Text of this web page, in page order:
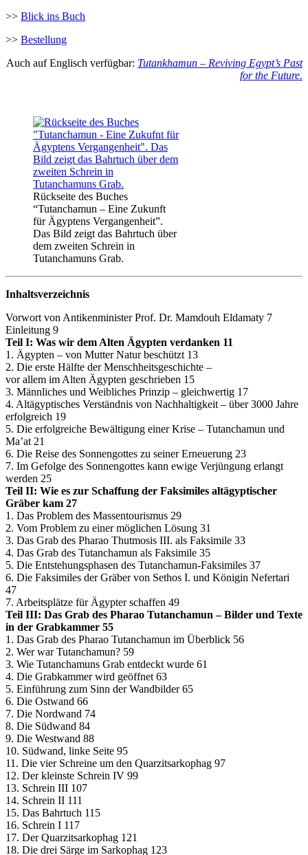
>> Blick ins Buch
>> Bestellung
Auch auf Englisch verfügbar: Tutankhamun – Reviving Egypt’s Past
for the Future.
Rückseite des Buches
“Tutanchamun – Eine Zukunft
für Ägyptens Vergangenheit”.
Das Bild zeigt das Bahrtuch über
dem zweiten Schrein in
Tutanchamuns Grab.
Inhaltsverzeichnis
Vorwort von Antikenminister Prof. Dr. Mamdouh Eldamaty 7
Einleitung 9
Teil I: Was wir dem Alten Ägypten verdanken 11
1. Ägypten – von Mutter Natur beschützt 13
2. Die erste Hälfte der Menschheitsgeschichte –
vor allem im Alten Ägypten geschrieben 15
3. Männliches und Weibliches Prinzip – gleichwertig 17
4. Altägyptisches Verständnis von Nachhaltigkeit – über 3000 Jahre
erfolgreich 19
5. Die erfolgreiche Bewältigung einer Krise – Tutanchamun und
Ma’at 21
6. Die Reise des Sonnengottes zu seiner Erneuerung 23
7. Im Gefolge des Sonnengottes kann ewige Verjüngung erlangt
werden 25
Teil II: Wie es zur Schaffung der Faksimiles altägyptischer
Gräber kam 27
1. Das Problem des Massentourismus 29
2. Vom Problem zu einer möglichen Lösung 31
3. Das Grab des Pharao Thutmosis III. als Faksimile 33
4. Das Grab des Tutanchamun als Faksimile 35
5. Die Entstehungsphasen des Tutanchamun-Faksimiles 37
6. Die Faksimiles der Gräber von Sethos I. und Königin Nefertari
47
7. Arbeitsplätze für Ägypter schaffen 49
Teil III: Das Grab des Pharao Tutanchamun –Bilder und Texte
in der Grabkammer 55
1. Das Grab des Pharao Tutanchamun im Überblick 56
2. Wer war Tutanchamun? 59
3. Wie Tutanchamuns Grab entdeckt wurde 61
4. Die Grabkammer wird geöffnet 63
5. Einführung zum Sinn der Wandbilder 65
6. Die Ostwand 66
7. Die Nordwand 74
8. Die Südwand 84
9. Die Westwand 88
10. Südwand, linke Seite 95
11. Die vier Schreine um den Quarzitsarkophag 97
12. Der kleinste Schrein IV 99
13. Schrein III 107
14. Schrein II 111
15. Das Bahrtuch 115
16. Schrein I 117
17. Der Quarzitsarkophag 121
18. Die drei Särge im Sarkophag 123